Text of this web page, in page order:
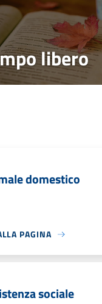
libero
domestico
PAGINA
sociale